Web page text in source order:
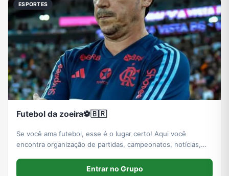
ESPORTES
Futebol da zoeira⚽️🇧🇷
Se você ama futebol, esse é o lugar certo! Aqui você
encontra organização de partidas, campeonatos, notícias,
para jogar, acompanhar ou fazer novas amizade
Entrar no Grupo